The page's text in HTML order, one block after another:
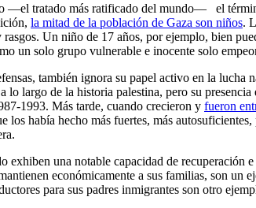
—el tratado más ratificado del mundo— el
la mitad de la población de Gaza son niños.
Un niño de 17 años, por ejemplo, bien
un solo grupo vulnerable e inocente solo
también ignora su papel activo en la lucha
largo de la historia palestina, pero su presencia
1993. Más tarde, cuando crecieron y fueron
los había hecho más fuertes, más
exhiben una notable capacidad de recuperación
económicamente a sus familias, son un
para sus padres inmigrantes son otro